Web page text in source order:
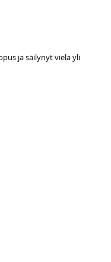
ja säilynyt vielä yli